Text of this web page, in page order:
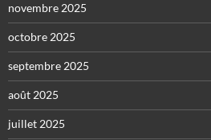
novembre 2025
octobre 2025
septembre 2025
août 2025
juillet 2025